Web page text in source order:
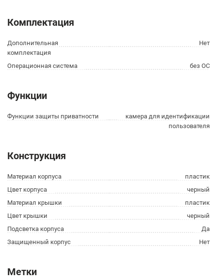
Комплектация
Дополнительная
комплектация
Нет
Операционная система без ОС
Функции
Функции защиты приватности
камера для идентификации
пользователя
Конструкция
Материал корпуса
пластик
Цвет корпуса
черный
Материал крышки
пластик
Цвет крышки
черный
Подсветка корпуса
Да
Защищенный корпус
Нет
Метки